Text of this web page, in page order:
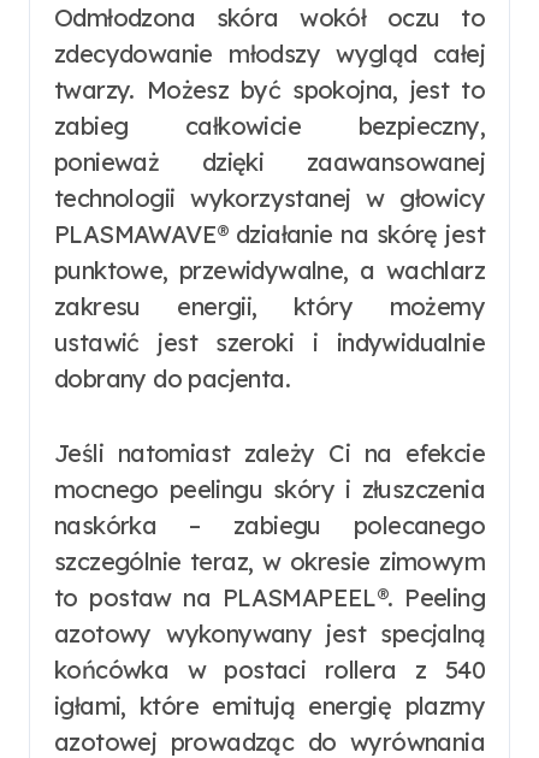
Odmłodzona skóra wokół oczu to
zdecydowanie młodszy wygląd całej
twarzy. Możesz być spokojna, jest to
zabieg całkowicie bezpieczny,
ponieważ dzięki zaawansowanej
technologii wykorzystanej w głowicy
PLASMAWAVE® działanie na skórę jest
punktowe, przewidywalne, a wachlarz
zakresu energii, który możemy
ustawić jest szeroki i indywidualnie
dobrany do pacjenta.
Jeśli natomiast zależy Ci na efekcie
mocnego peelingu skóry i złuszczenia
naskórka – zabiegu polecanego
szczególnie teraz, w okresie zimowym
to postaw na PLASMAPEEL®. Peeling
azotowy wykonywany jest specjalną
końcówka w postaci rollera z 540
igłami, które emitują energię plazmy
azotowej prowadząc do wyrównania